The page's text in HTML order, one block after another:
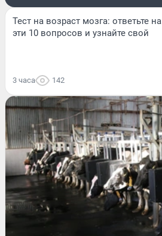
Тест на возраст мозга: ответьте на
эти 10 вопросов и узнайте свой
3 часа 142